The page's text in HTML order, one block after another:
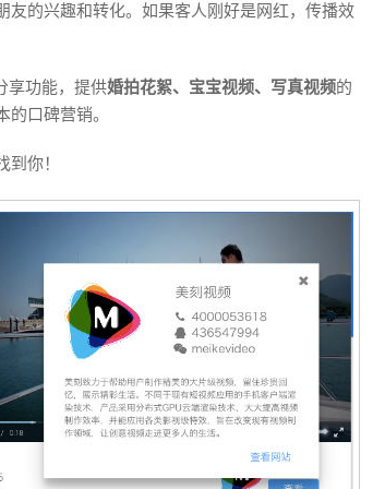
友的兴趣和转化。如果客人刚好是网红，传播效
享功能，提供婚拍花絮、宝宝视频、写真视频的
口碑营销。
你！